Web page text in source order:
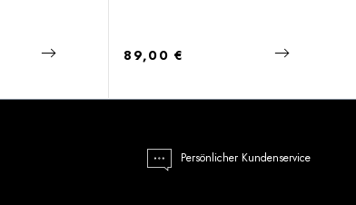
Regulärer Preis:
89,00 €
Persönlicher Kundenservice